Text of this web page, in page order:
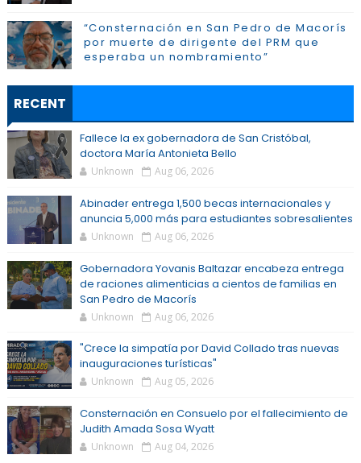
“Consternación en San Pedro de Macorís
por muerte de dirigente del PRM que
esperaba un nombramiento”
RECENT
Fallece la ex gobernadora de San Cristóbal,
doctora María Antonieta Bello
Unknown Aug 06, 2026
Abinader entrega 1,500 becas internacionales y
anuncia 5,000 más para estudiantes sobresalientes
Unknown Aug 06, 2026
Gobernadora Yovanis Baltazar encabeza entrega
de raciones alimenticias a cientos de familias en
San Pedro de Macorís
Unknown Aug 06, 2026
"Crece la simpatía por David Collado tras nuevas
inauguraciones turísticas"
Unknown Aug 05, 2026
Consternación en Consuelo por el fallecimiento de
Judith Amada Sosa Wyatt
Unknown Aug 04, 2026